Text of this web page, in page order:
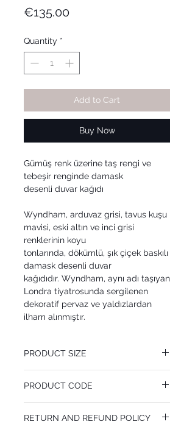
€135.00Price
Quantity *
Add to Cart
Buy Now
Gümüş renk üzerine taş rengi ve
tebeşir renginde damask
desenli duvar kağıdı
Wyndham, arduvaz grisi, tavus kuşu
mavisi, eski altın ve inci grisi
renklerinin koyu
tonlarında, dökümlü, şık çiçek baskılı
damask desenli duvar
kağıdıdır. Wyndham, aynı adı taşıyan
Londra tiyatrosunda sergilenen
dekoratif pervaz ve yaldızlardan
ilham alınmıştır.
PRODUCT SIZE
Pattern Repeat 64 cm
PRODUCT CODE
RETURN AND REFUND POLICY